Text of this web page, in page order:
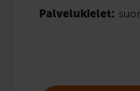
Palvelukielet: